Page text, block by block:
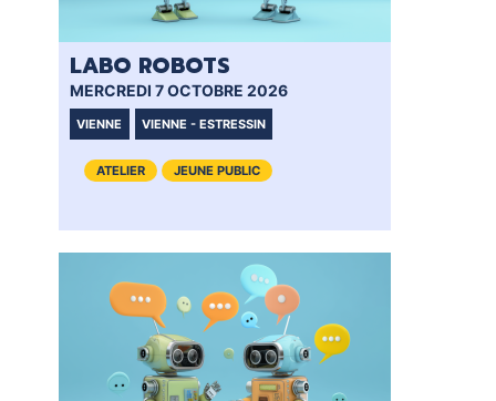
LABO ROBOTS
MERCREDI 7 OCTOBRE 2026
VIENNE VIENNE - ESTRESSIN
ATELIER JEUNE PUBLIC